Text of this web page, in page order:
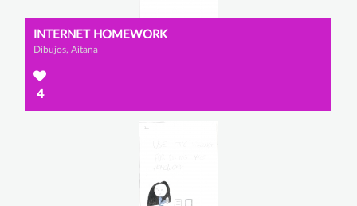
INTERNET HOMEWORK
Dibujos, Aitana
4